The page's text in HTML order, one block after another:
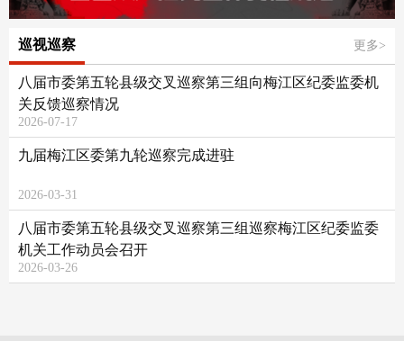
巡视巡察 更多>
八届市委第五轮县级交叉巡察第三组向梅江区纪委监委机
关反馈巡察情况
2026-07-17
九届梅江区委第九轮巡察完成进驻
2026-03-31
八届市委第五轮县级交叉巡察第三组巡察梅江区纪委监委
机关工作动员会召开
2026-03-26